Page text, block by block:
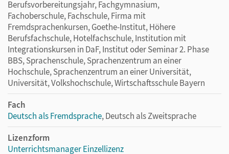
Berufsvorbereitungsjahr, Fachgymnasium,
Fachoberschule, Fachschule, Firma mit
Fremdsprachenkursen, Goethe-Institut, Höhere
Berufsfachschule, Hotelfachschule, Institution mit
Integrationskursen in DaF, Institut oder Seminar 2. Phase
BBS, Sprachenschule, Sprachenzentrum an einer
Hochschule, Sprachenzentrum an einer Universität,
Universität, Volkshochschule, Wirtschaftsschule Bayern
Fach
Deutsch als Fremdsprache, Deutsch als Zweitsprache
Lizenzform
Unterrichtsmanager Einzellizenz